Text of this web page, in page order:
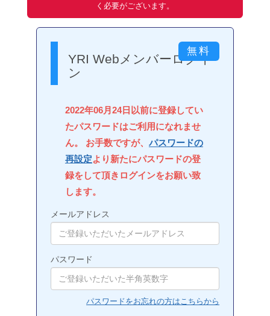
く必要がございます。
YRI Webメンバーログイ
ン
2022年06月24日以前に登録してい
たパスワードはご利用になれませ
ん。 お手数ですが、 パスワードの
再設定より新たにパスワードの登
録をして頂きログインをお願い致
します。
メールアドレス
パスワード
パスワードをお忘れの方はこちらから